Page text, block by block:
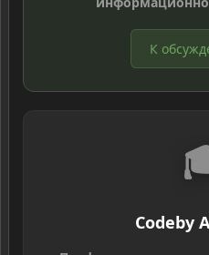
К
Codeby